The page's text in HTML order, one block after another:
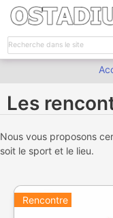
Les
Nous vous proposons
soit le sport et le lieu.
Rencontre